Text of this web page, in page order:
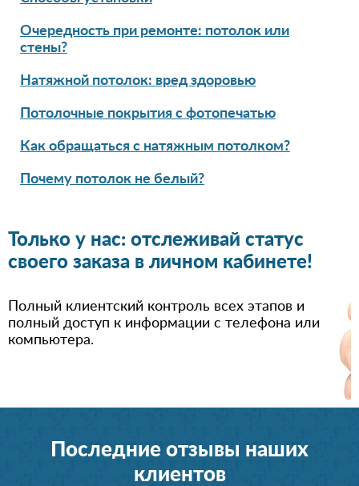
Очередность при ремонте: потолок или
стены?
Натяжной потолок: вред здоровью
Потолочные покрытия с фотопечатью
Как обращаться с натяжным потолком?
Почему потолок не белый?
Только у нас: отслеживай статус
своего заказа в личном кабинете!
Полный клиентский контроль всех этапов и
полный доступ к информации с телефона или
компьютера.
Последние отзывы наших
клиентов